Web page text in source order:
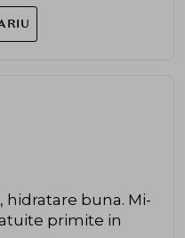
buna. Mi-
primite in